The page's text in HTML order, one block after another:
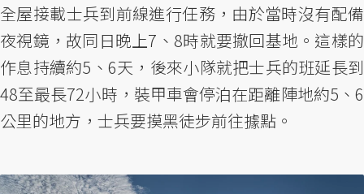
全屋接載士兵到前線進行任務，由於當時沒有配備
夜視鏡，故同日晚上7、8時就要撤回基地。這樣的
作息持續約5、6天，後來小隊就把士兵的班延長到
48至最長72小時，裝甲車會停泊在距離陣地約5、6
公里的地方，士兵要摸黑徒步前往據點。